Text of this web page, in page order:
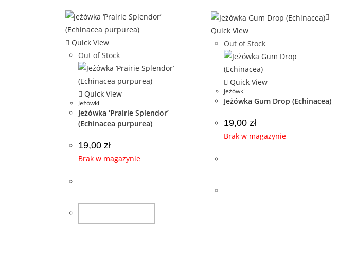
Quick View
Out of Stock
Quick View
Jeżówki
Jeżówka ‘Prairie Splendor’
(Echinacea purpurea)
19,00 zł
Brak w magazynie
Quick View
Out of Stock
Quick View
Jeżówki
Jeżówka Gum Drop (Echinacea)
19,00 zł
Brak w magazynie